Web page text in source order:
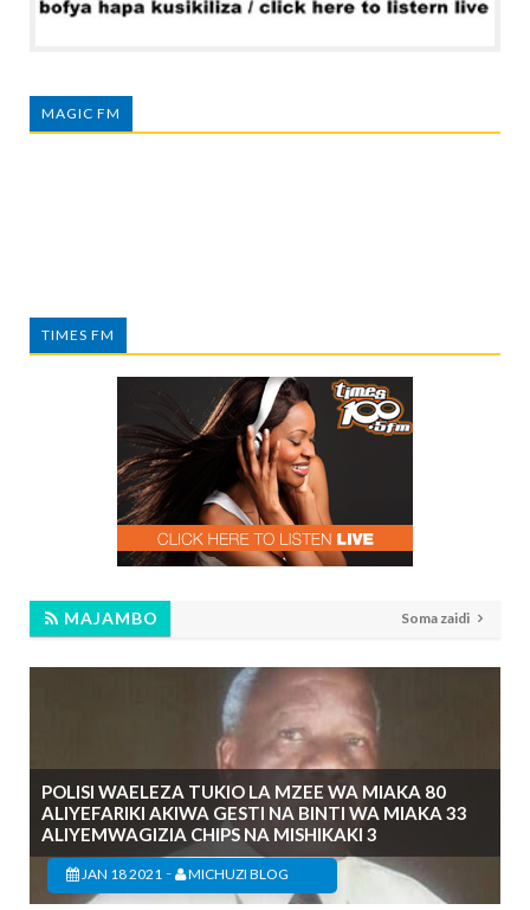
MAGIC FM
TIMES FM
MAJAMBO Soma zaidi
POLISI WAELEZA TUKIO LA MZEE WA MIAKA 80
ALIYEFARIKI AKIWA GESTI NA BINTI WA MIAKA 33
ALIYEMWAGIZIA CHIPS NA MISHIKAKI 3
JAN 18 2021 - MICHUZI BLOG